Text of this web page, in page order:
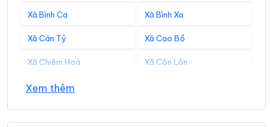
Xã Bình Ca Xã Bình Xa
Xã Cán Tỷ Xã Cao Bồ
Xã Chiêm Hoá Xã Côn Lôn
Xã Đồng Tâm
Xã Đồng Văn Xã Đồng Yên
Xem thêm